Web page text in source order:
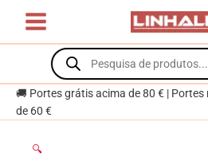
content
Products
search
🚚 Portes grátis acima de 80 € | Portes
de 60 €
🔍
unipolar
preto